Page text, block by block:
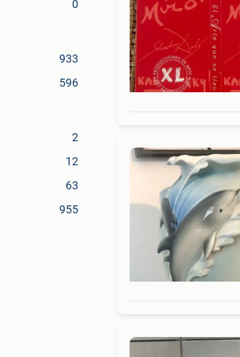
0
933
596
2
12
63
955